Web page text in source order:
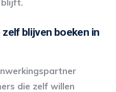
zelf blijven boeken in
die zelf willen